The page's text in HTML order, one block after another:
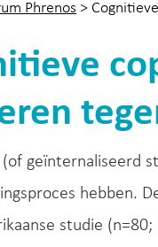
Phrenos >
geïnternaliseerd
hebben.
studie